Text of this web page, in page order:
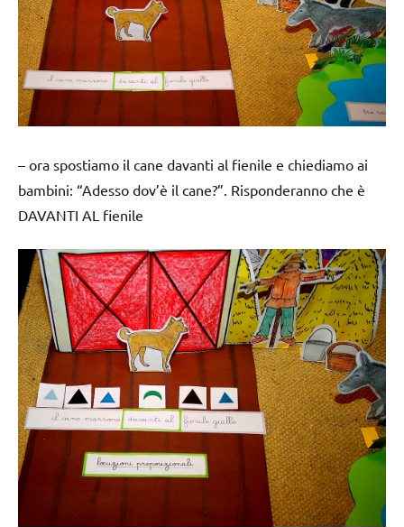
– ora spostiamo il cane davanti al fienile e chiediamo ai
bambini: “Adesso dov’è il cane?”. Risponderanno che è
DAVANTI AL fienile